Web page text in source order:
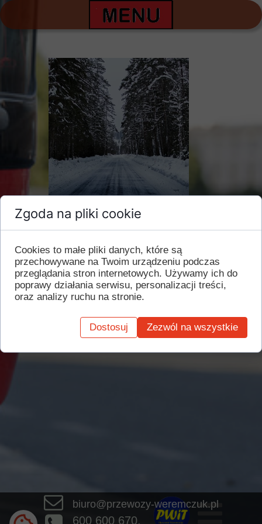
600 600 670,
biuro@przewozy-weremczuk.pl
11 grudnia 2022
Informujemy wszystkich podróżnych, że z powodu
złych warunków drogowych niektóre z naszych kursów
mogą być opóźnione lub w przypadku braku
przejezdności mogą zostać całkowicie odwołane.
Opóżnienia w kursach.
Zgoda na pliki cookie
Cookies to małe pliki danych, które są
przechowywane na Twoim urządzeniu podczas
przeglądania stron internetowych. Używamy ich do
poprawy działania serwisu, personalizacji treści,
oraz analizy ruchu na stronie.
Dostosuj Zezwól na wszystkie